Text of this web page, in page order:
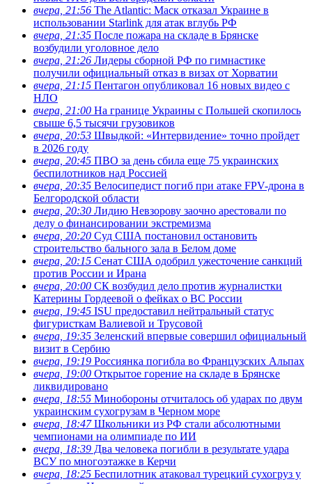
вчера, 21:56 The Atlantic: Маск отказал Украине в
использовании Starlink для атак вглубь РФ
вчера, 21:35 После пожара на складе в Брянске
возбудили уголовное дело
вчера, 21:26 Лидеры сборной РФ по гимнастике
получили официальный отказ в визах от Хорватии
вчера, 21:15 Пентагон опубликовал 16 новых видео с
НЛО
вчера, 21:00 На границе Украины с Польшей скопилось
свыше 6,5 тысячи грузовиков
вчера, 20:53 Швыдкой: «Интервидение» точно пройдет
в 2026 году
вчера, 20:45 ПВО за день сбила еще 75 украинских
беспилотников над Россией
вчера, 20:35 Велосипедист погиб при атаке FPV-дрона в
Белгородской области
вчера, 20:30 Лидию Невзорову заочно арестовали по
делу о финансировании экстремизма
вчера, 20:20 Суд США постановил остановить
строительство бального зала в Белом доме
вчера, 20:15 Сенат США одобрил ужесточение санкций
против России и Ирана
вчера, 20:00 СК возбудил дело против журналистки
Катерины Гордеевой о фейках о ВС России
вчера, 19:45 ISU предоставил нейтральный статус
фигуристкам Валиевой и Трусовой
вчера, 19:35 Зеленский впервые совершил официальный
визит в Сербию
вчера, 19:19 Россиянка погибла во Французских Альпах
вчера, 19:00 Открытое горение на складе в Брянске
ликвидировано
вчера, 18:55 Минобороны отчиталось об ударах по двум
украинским сухогрузам в Черном море
вчера, 18:47Школьники из РФ стали абсолютными
чемпионами на олимпиаде по ИИ
вчера, 18:39 Два человека погибли в результате удара
ВСУ по многоэтажке в Керчи
вчера, 18:25 Беспилотник атаковал турецкий сухогруз у